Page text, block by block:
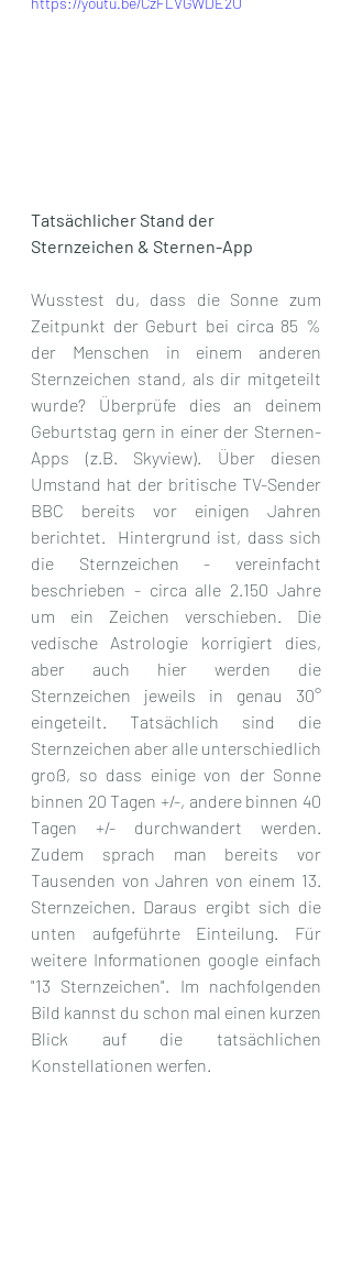
Tatsächlicher Stand der
Sternzeichen & Sternen-App
Wusstest du, dass die Sonne zum
Zeitpunkt der Geburt bei circa 85 %
der Menschen in einem anderen
Sternzeichen stand, als dir mitgeteilt
wurde? Überprüfe dies an deinem
Geburtstag gern in einer der Sternen-
Apps (z.B. Skyview). Über diesen
Umstand hat der britische TV-Sender
BBC bereits vor einigen Jahren
berichtet.  Hintergrund ist, dass sich
die Sternzeichen - vereinfacht
beschrieben - circa alle 2.150 Jahre
um ein Zeichen verschieben. Die
vedische Astrologie korrigiert dies,
aber auch hier werden die
Sternzeichen jeweils in genau 30°
eingeteilt. Tatsächlich sind die
Sternzeichen aber alle unterschiedlich
groß, so dass einige von der Sonne
binnen 20 Tagen +/-, andere binnen 40
Tagen +/- durchwandert werden.
Zudem sprach man bereits vor
Tausenden von Jahren von einem 13.
Sternzeichen. Daraus ergibt sich die
unten aufgeführte Einteilung. Für
weitere Informationen google einfach
"13 Sternzeichen". Im nachfolgenden
Bild kannst du schon mal einen kurzen
Blick auf die tatsächlichen
Konstellationen werfen.